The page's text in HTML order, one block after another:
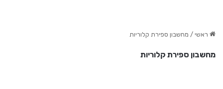
ראשי / מחשבון ספירת קלוריות
מחשבון ספירת קלוריות